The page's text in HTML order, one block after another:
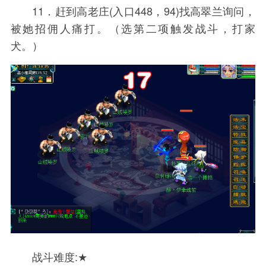
11．赶到高老庄(入口448，94)找高翠兰询问，
被她招佣人痛打。（选第二项触发战斗，打家
犬。）
战斗难度:★